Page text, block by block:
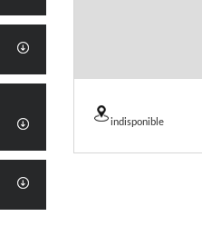
indisponible